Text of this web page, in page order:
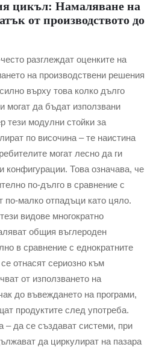
цикъл: Намаляване на
от производството до
разглеждат оценките на
на производствени решения
върху това колко дълго
могат да бъдат използвани
тези модулни стойки за
по височина – те наистина
могат лесно да ги
конфигурации. Това означава, че
по-дълго в сравнение с
по-малко отпадъци като цяло.
видове многократно
общия въглероден
в сравнение с еднократните
отнасят сериозно към
от използването на
до въвеждането на програми,
продуктите след употреба.
– да се създават системи, при
да циркулират на пазара